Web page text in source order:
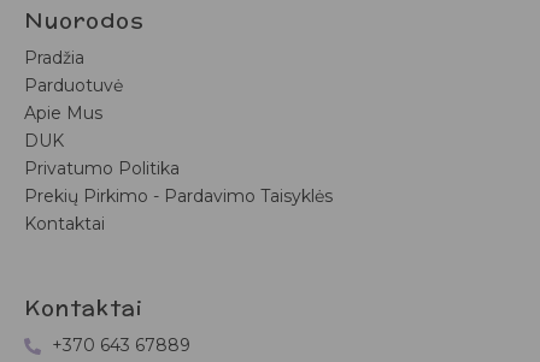
Nuorodos
Pradžia
Parduotuvė
Apie Mus
DUK
Privatumo Politika
Prekių Pirkimo - Pardavimo Taisyklės
Kontaktai
Kontaktai
+370 643 67889